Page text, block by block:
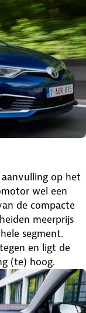
op het
wel een
de compacte
meerprijs
segment.
en ligt de
(te) hoog.